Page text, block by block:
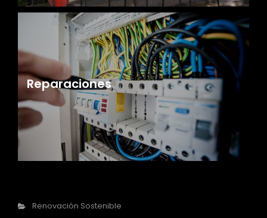
Reparaciones
Categorías
Renovación Sostenible